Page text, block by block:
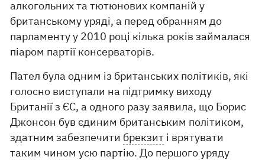
алкогольних та тютюнових компаній у
британському уряді, а перед обранням до
парламенту у 2010 році кілька років займалася
піаром партії консерваторів.
Пател була одним із британських політиків, які
голосно виступали на підтримку виходу
Британії з ЄС, а одного разу заявила, що Борис
Джонсон був єдиним британським політиком,
здатним забезпечити брекзит і врятувати
таким чином усю партію. До першого уряду